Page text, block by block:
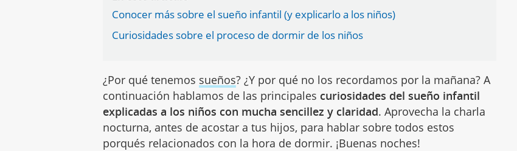
Conocer más sobre el sueño infantil (y explicarlo a los niños)
Curiosidades sobre el proceso de dormir de los niños
¿Por qué tenemos sueños? ¿Y por qué no los recordamos por la mañana? A
continuación hablamos de las principales curiosidades del sueño infantil
explicadas a los niños con mucha sencillez y claridad. Aprovecha la charla
nocturna, antes de acostar a tus hijos, para hablar sobre todos estos
porqués relacionados con la hora de dormir. ¡Buenas noches!